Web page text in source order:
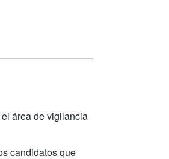
área de vigilancia
candidatos que